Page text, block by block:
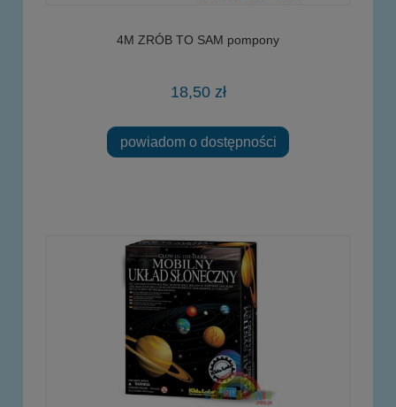
4M ZRÓB TO SAM pompony
18,50 zł
powiadom o dostępności